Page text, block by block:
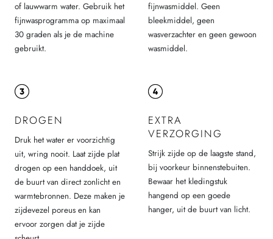
of lauwwarm water. Gebruik het
fijnwasprogramma op maximaal
30 graden als je de machine
gebruikt.
fijnwasmiddel. Geen
bleekmiddel, geen
wasverzachter en geen gewoon
wasmiddel.
DROGEN
Druk het water er voorzichtig
uit, wring nooit. Laat zijde plat
drogen op een handdoek, uit
de buurt van direct zonlicht en
warmtebronnen. Deze maken je
zijdevezel poreus en kan
ervoor zorgen dat je zijde
EXTRA
VERZORGING
Strijk zijde op de laagste stand,
bij voorkeur binnenstebuiten.
Bewaar het kledingstuk
hangend op een goede
hanger, uit de buurt van licht.